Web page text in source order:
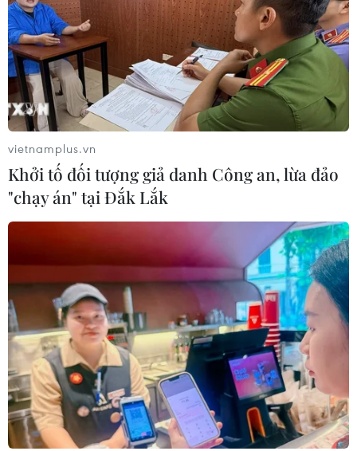
05/08/2026 07:14
Sân bay Nội Bài cho xe biển vàng đón
trả, khách trước sảnh tại Nhà ga T1
05/08/2026 04:01
Lâm Đồng: Bám sát tiến độ để sân
bay Liên Khương mở cửa đúng hạn
19/8
Sẽ nghiên cứu tìm nguồn vốn đầu tư
cao tốc Hà Tiên-Rạch Giá-Bạc Liêu
05/08/2026 01:43
Xem thêm
vietnamplus.vn
Khởi tố đối tượng giả danh Công an, lừa đảo
"chạy án" tại Đắk Lắk